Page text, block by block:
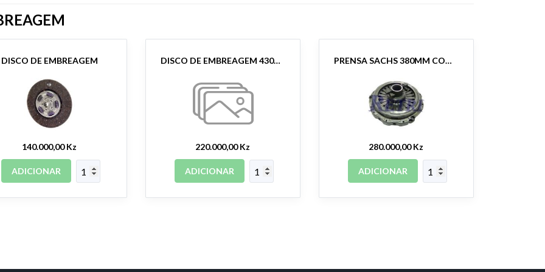
DISCO DE EMBREAGEM
140.000,00 Kz
ADICIONAR
DISCO DE EMBREAGEM 430MM
220.000,00 Kz
ADICIONAR
PRENSA SACHS 380MM COM ROLAMENTOE TRAVAS
280.000,00 Kz
ADICIONAR